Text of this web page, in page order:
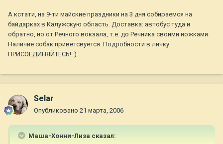
А кстати, на 9-ти майские праздники на 3 дня собираемся на
байдарках в Калужскую область. Доставка: автобус туда и
обратно, но от Речного вокзала, т.е. до Речника своими ножками.
Наличие собак приветсвуется. Подробности в личку.
ПРИСОЕДИНЯЙТЕСЬ! :)
Selar
Опубликовано 21 марта, 2006
Маша-Хонни-Лиза сказал: